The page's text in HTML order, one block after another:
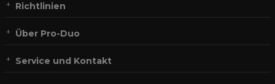
Richtlinien
Über Pro-Duo
Service und Kontakt